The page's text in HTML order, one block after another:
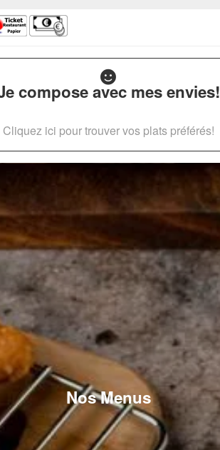
compose avec mes envies!
Cliquez ici pour trouver vos plats préférés!
Nos Menus